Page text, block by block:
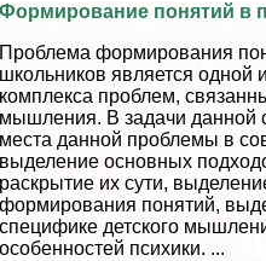
Формирование понятий в
Проблема формирования
школьников является одной
комплекса проблем,
мышления. В задачи данной
места данной проблемы в
выделение основных
раскрытие их сути,
формирования понятий,
специфике детского
особенностей психики. ...